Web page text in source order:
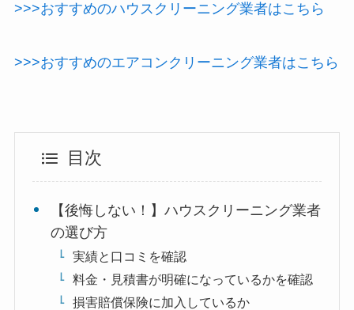
>>>おすすめのハウスクリーニング業者はこちら
>>>おすすめのエアコンクリーニング業者はこちら
目次
【後悔しない！】ハウスクリーニング業者
の選び方
実績と口コミを確認
料金・見積書が明確になっているかを確認
損害賠償保険に加入しているか